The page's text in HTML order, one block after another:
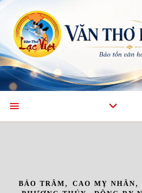
BẢO TRÂM , CAO MỴ NHÂN ,